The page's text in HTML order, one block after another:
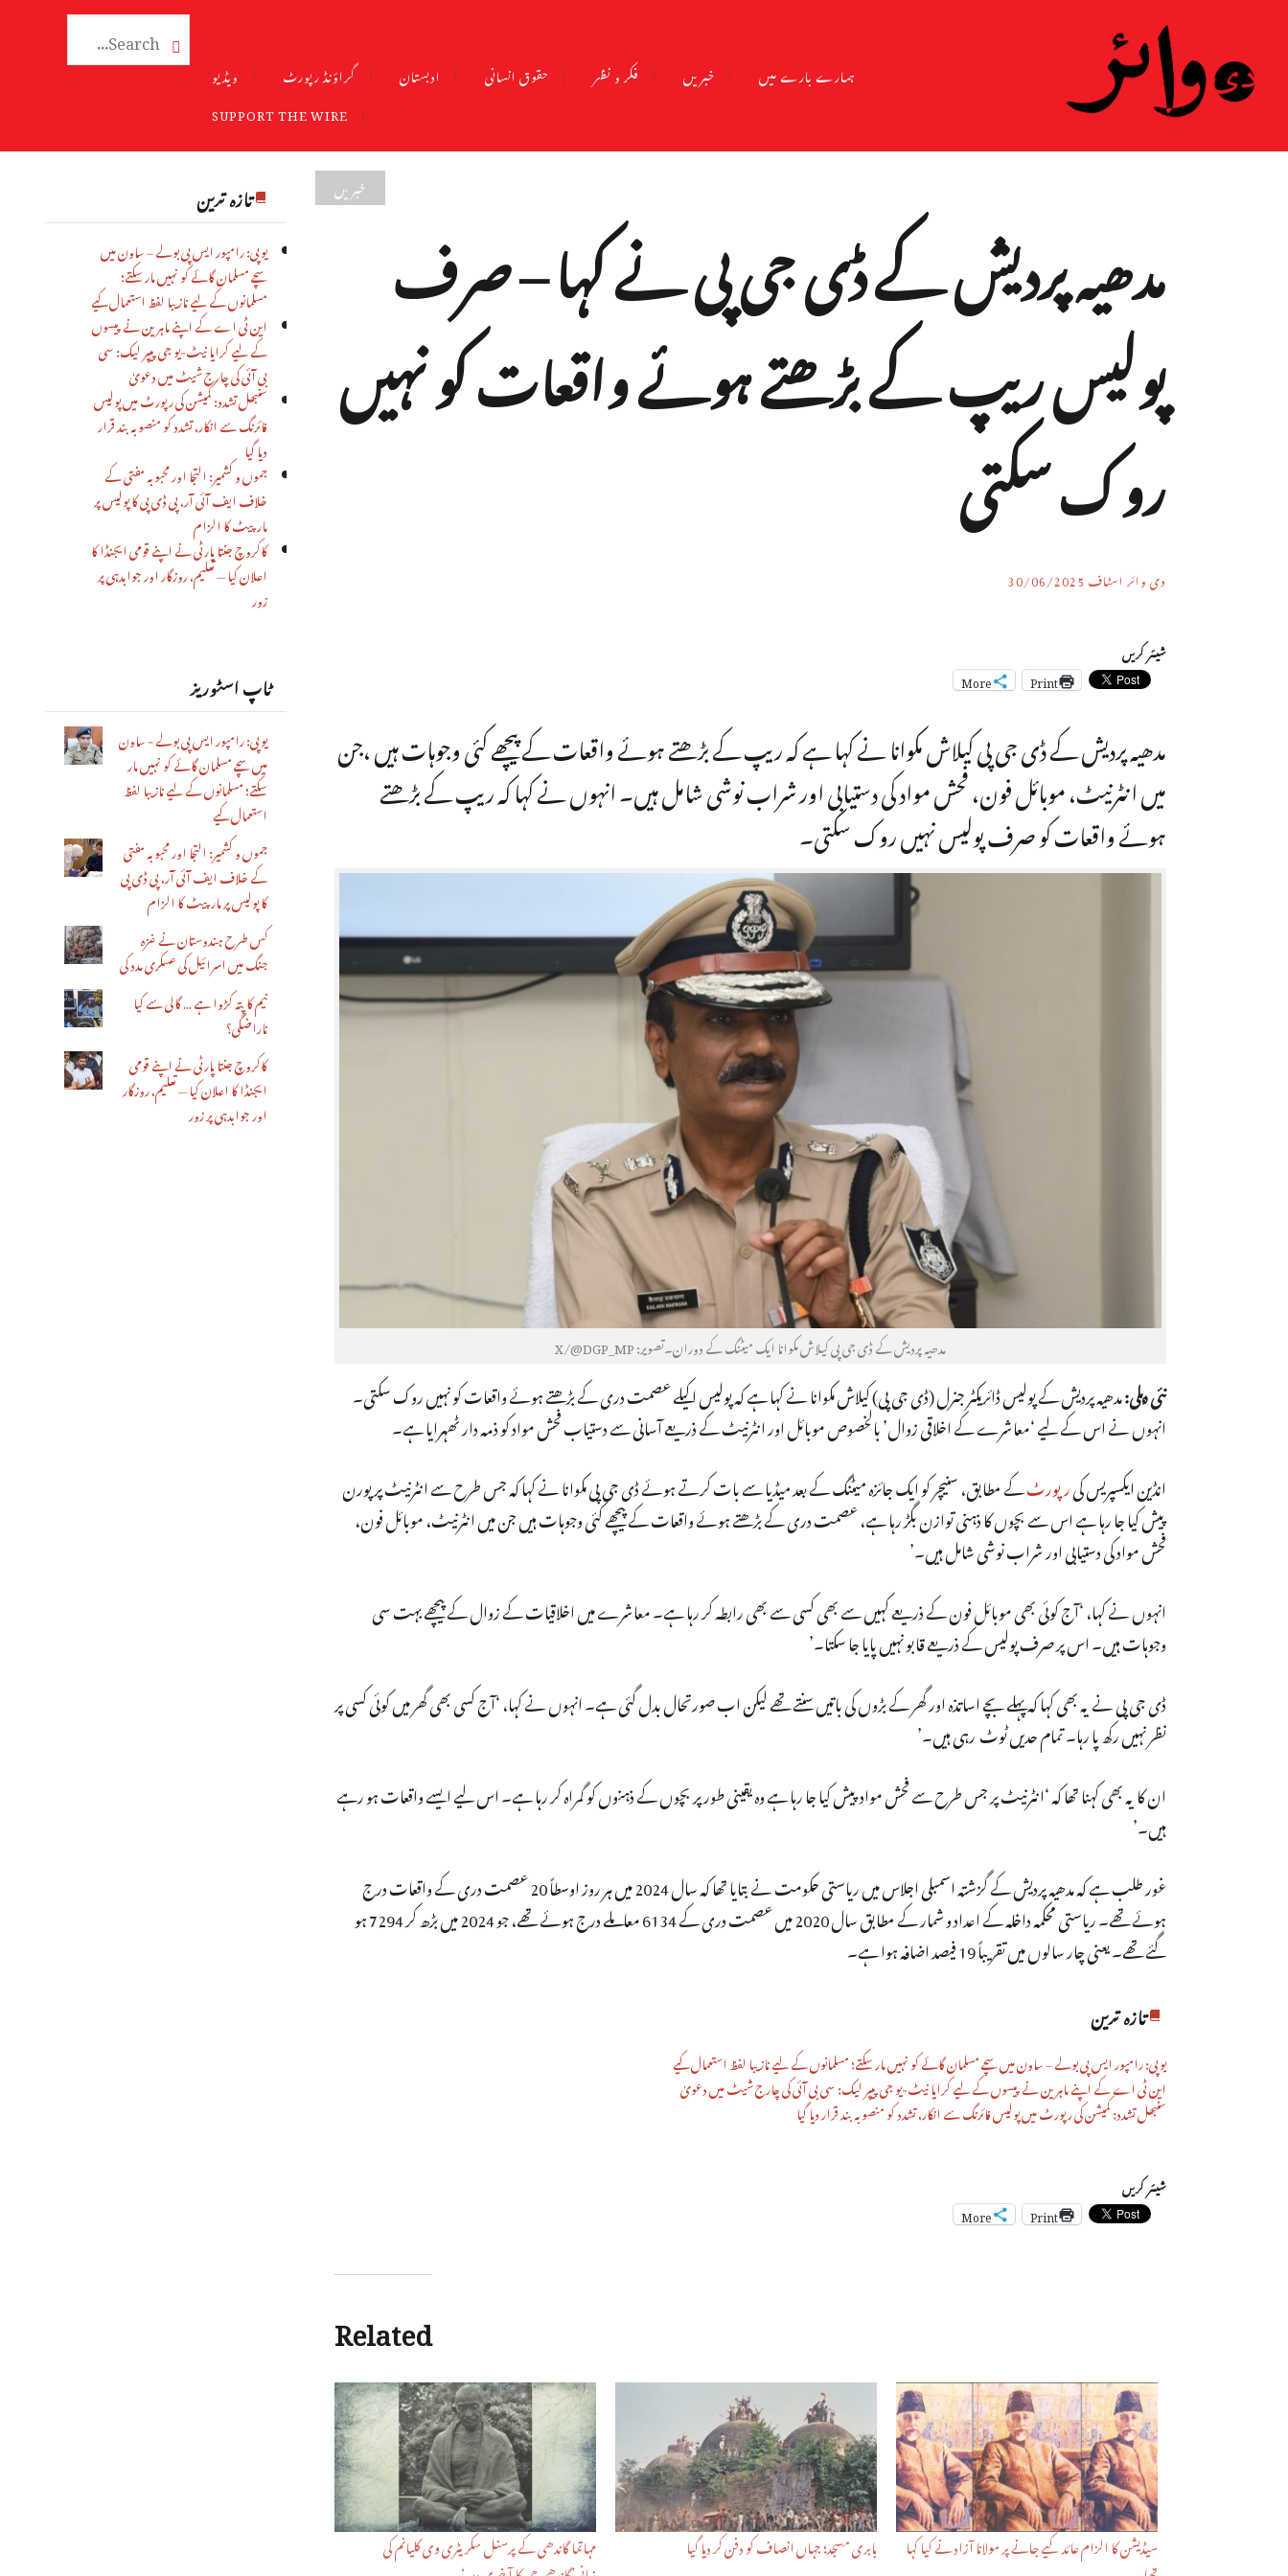
ہمارے بارے میں خبریں فکر و نظر حقوق انسانی ادبستان گراؤنڈ رپورٹ
ویڈیو
SUPPORT THE WIRE

تازہ ترین
یوپی: رامپور ایس پی بولے – ساون میں
سچے مسلمان گائے کو نہیں مار سکتے؛
مسلمانوں کے لیے نازیبا لفظ استعمال کیے
این ٹی اے کے اپنے ماہرین نے پیسوں
کے لیے کرایا نیٹ-یو جی پیپر لیک: سی
بی آئی کی چارج شیٹ میں دعویٰ
سنبھل تشدد: کمیشن کی رپورٹ میں پولیس
فائرنگ سے انکار، تشدد کو منصوبہ بند قرار
دیا گیا
جموں و کشمیر: التجا اور محبوبہ مفتی کے
خلاف ایف آئی آر، پی ڈی پی کا پولیس پر
مار پیٹ کا الزام
کاکروچ جنتا پارٹی نے اپنے قومی ایجنڈا کا
اعلان کیا — تعلیم، روزگار اور جوابدہی پر
زور
ٹاپ اسٹوریز
یوپی: رامپور ایس پی بولے - ساون
میں سچے مسلمان گائے کو نہیں مار
سکتے؛ مسلمانوں کے لیے نازیبا لفظ
استعمال کیے
جموں و کشمیر: التجا اور محبوبہ مفتی
کے خلاف ایف آئی آر، پی ڈی پی
کا پولیس پر مار پیٹ کا الزام
کس طرح ہندوستان نے غزہ
جنگ میں اسرائیل کی عسکری مدد کی
نیم کا پتہ کڑوا ہے … گالی سے کیا
ناراضگی؟
کاکروچ جنتا پارٹی نے اپنے قومی
ایجنڈا کا اعلان کیا — تعلیم، روزگار
اور جوابدہی پر زور
خبریں
مدھیہ پردیش کے ڈی جی پی نے کہا – صرف
پولیس ریپ کے بڑھتے ہوئے واقعات کو نہیں
روک سکتی
دی وائر اسٹاف30/06/2025
شیئر کریں
Print
More
مدھیہ پردیش کے ڈی جی پی کیلاش مکوانا نے کہا ہے کہ ریپ کے بڑھتے ہوئے واقعات کے پیچھے کئی وجوہات ہیں ،جن
میں انٹرنیٹ، موبائل فون، فحش مواد کی دستیابی اور شراب نوشی شامل ہیں۔ انہوں نے کہا کہ ریپ کے بڑھتے
ہوئے واقعات کو صرف پولیس نہیں روک سکتی۔
مدھیہ پردیش کے ڈی جی پی کیلاش مکوانا ایک میٹنگ کے دوران۔تصویر: X/@DGP_MP
نئی دہلی:مدھیہ پردیش کے پولیس ڈائریکٹر جنرل (ڈی جی پی) کیلاش مکوانا نے کہا ہے کہ پولیس اکیلے عصمت دری کے بڑھتے ہوئے واقعات کو نہیں روک سکتی۔
انہوں نے اس کے لیے ‘معاشرے کے اخلاقی زوال’ بالخصوص موبائل اور انٹرنیٹ کے ذریعے آسانی سے دستیاب فحش مواد کو ذمہ دار ٹھہرایا ہے۔
انڈین ایکسپریس کیرپورٹکے مطابق، سنیچر کو ایک جائزہ میٹنگ کے بعد میڈیا سے بات کرتے ہوئے ڈی جی پی مکوانا نے کہا کہ جس طرح سے انٹرنیٹ پر پورن
پیش کیا جا رہا ہے اس سے بچوں کا ذہنی توازن بگڑ رہا ہے، عصمت دری کے بڑھتے ہوئے واقعات کے پیچھے کئی وجوہات ہیں جن میں انٹرنیٹ، موبائل فون،
فحش مواد کی دستیابی اور شراب نوشی شامل ہیں۔’
انہوں نے کہا، ‘آج کوئی بھی موبائل فون کے ذریعے کہیں سے بھی کسی سے بھی رابطہ کر رہا ہے۔ معاشرے میں اخلاقیات کے زوال کے پیچھے بہت سی
وجوہات ہیں۔ اس پر صرف پولیس کے ذریعے قابو نہیں پایا جا سکتا۔’
ڈی جی پی نے یہ بھی کہا کہ پہلے بچے اساتذہ اور گھر کے بڑوں کی باتیں سنتے تھے لیکن اب صورتحال بدل گئی ہے۔ انہوں نے کہا، ‘آج کسی بھی گھر میں کوئی کسی پر
نظر نہیں رکھ پا رہا۔ تمام حدیں ٹوٹ رہی ہیں۔’
ان کا یہ بھی کہنا تھا کہ ‘انٹرنیٹ پر جس طرح سے فحش مواد پیش کیا جا رہا ہے وہ یقینی طور پر بچوں کے ذہنوں کو گمراہ کر رہا ہے۔ اس لیے ایسے واقعات ہو رہے
ہیں۔’
غور طلب ہے کہ مدھیہ پردیش کے گزشتہ اسمبلی اجلاس میں ریاستی حکومت نے بتایا تھا کہ سال 2024 میں ہر روز اوسطاً 20 عصمت دری کے واقعات درج
ہوئے تھے۔ ریاستی محکمہ داخلہ کے اعداد و شمار کے مطابق سال 2020 میں عصمت دری کے 6134 معاملے درج ہوئے تھے، جو 2024 میں بڑھ کر 7294 ہو
گئے تھے۔ یعنی چار سالوں میں تقریباً 19 فیصد اضافہ ہوا ہے۔
تازہ ترین
یوپی: رامپور ایس پی بولے – ساون میں سچے مسلمان گائے کو نہیں مار سکتے؛ مسلمانوں کے لیے نازیبا لفظ استعمال کیے
این ٹی اے کے اپنے ماہرین نے پیسوں کے لیے کرایا نیٹ-یو جی پیپر لیک: سی بی آئی کی چارج شیٹ میں دعویٰ
سنبھل تشدد: کمیشن کی رپورٹ میں پولیس فائرنگ سے انکار، تشدد کو منصوبہ بند قرار دیا گیا
شیئر کریں
Print
More
Related
مہاتما گاندھی کے پرسنل سکریٹری وی کلیانم کی
بابری مسجد؛ جہاں انصاف کو دفن کر دیا گیا
سیڈیشن کا الزام عائد کیے جانے پر مولانا آزاد نے کیا کہا